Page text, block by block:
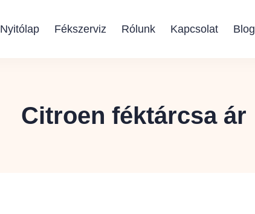
Nyitólap Fékszerviz Rólunk Kapcsolat Blog
Citroen féktárcsa ár